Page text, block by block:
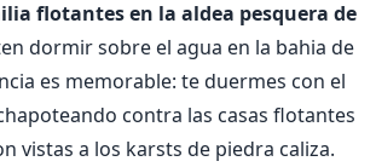
flotantes en la aldea pesquera de
dormir sobre el agua en la bahia de
es memorable: te duermes con el
contra las casas flotantes
vistas a los karsts de piedra caliza.